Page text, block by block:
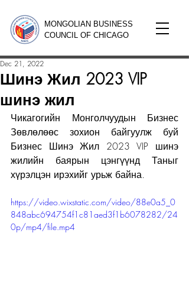
MONGOLIAN BUSINESS
COUNCIL OF CHICAGO
Шинэ Жил 2023 VIP
шинэ жил
Dec 21, 2022
Чикагогийн Монголчуудын Бизнес
Зөвлөлөөс зохион байгуулж буй
Бизнес Шинэ Жил 2023 VIP шинэ
жилийн баярын цэнгүүнд Таныг
хүрэлцэн ирэхийг урьж байна.
https://video.wixstatic.com/video/88e0a5_0
848abc694754f1c81aed3f1b6078282/24
0p/mp4/file.mp4